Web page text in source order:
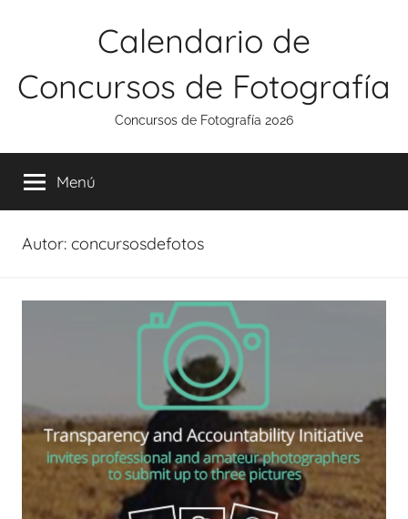
Calendario de
Concursos de Fotografía
Concursos de Fotografía 2026
Menú
Autor: concursosdefotos